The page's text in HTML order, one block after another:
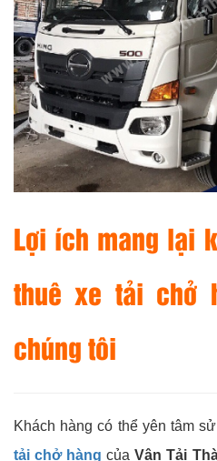
Lợi ích mang lại
thuê xe tải chở
chúng tôi
Khách hàng có thể yên tâm
tải chở hàng củaVận Tải